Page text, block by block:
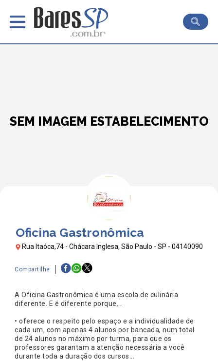
SEM IMAGEM ESTABELECIMENTO
Oficina Gastronômica
Rua Itaóca,74 - Chácara Inglesa, São Paulo - SP - 04140090
Compartilhe
A Oficina Gastronômica é uma escola de culinária
diferente. E é diferente porque...
• oferece o respeito pelo espaço e a individualidade de
cada um, com apenas 4 alunos por bancada, num total
de 24 alunos no máximo por turma, para que os
professores garantam a atenção necessária a você
durante toda a duração dos cursos...